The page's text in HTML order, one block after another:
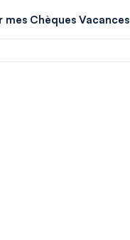
mes Chèques Vacances